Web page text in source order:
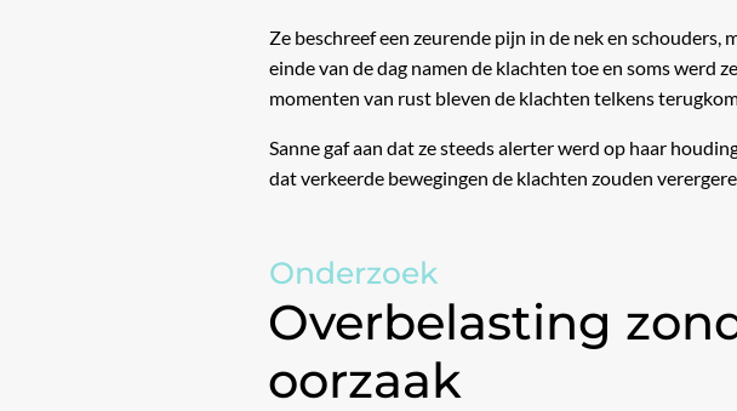
Ze beschreef een zeurende pijn in de nek en
einde van de dag namen de klachten toe en soms werd
momenten van rust bleven de klachten telkens
Sanne gaf aan dat ze steeds alerter werd op haar
dat verkeerde bewegingen de klachten zouden
Onderzoek
Overbelasting
oorzaak